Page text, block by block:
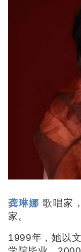
龚琳娜 歌唱家
家。
1999年，她以